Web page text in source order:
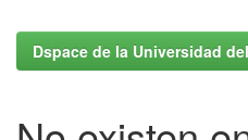
Dspace de la Universidad